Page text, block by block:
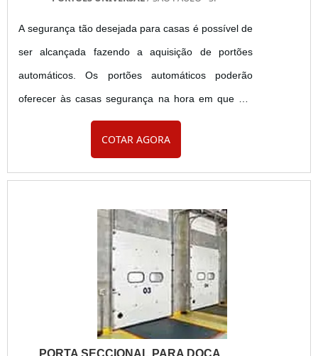
A segurança tão desejada para casas é possível de
ser alcançada fazendo a aquisição de portões
automáticos. Os portões automáticos poderão
oferecer às casas segurança na hora em que um
morador guardar seu automóvel, isso porque os
portões desse tipo podem ser acionados através de
pessoa poderá verificar se o local está seguro o
bastante para que o portão seja ....
COTAR AGORA
PORTA SECCIONAL PARA DOCA